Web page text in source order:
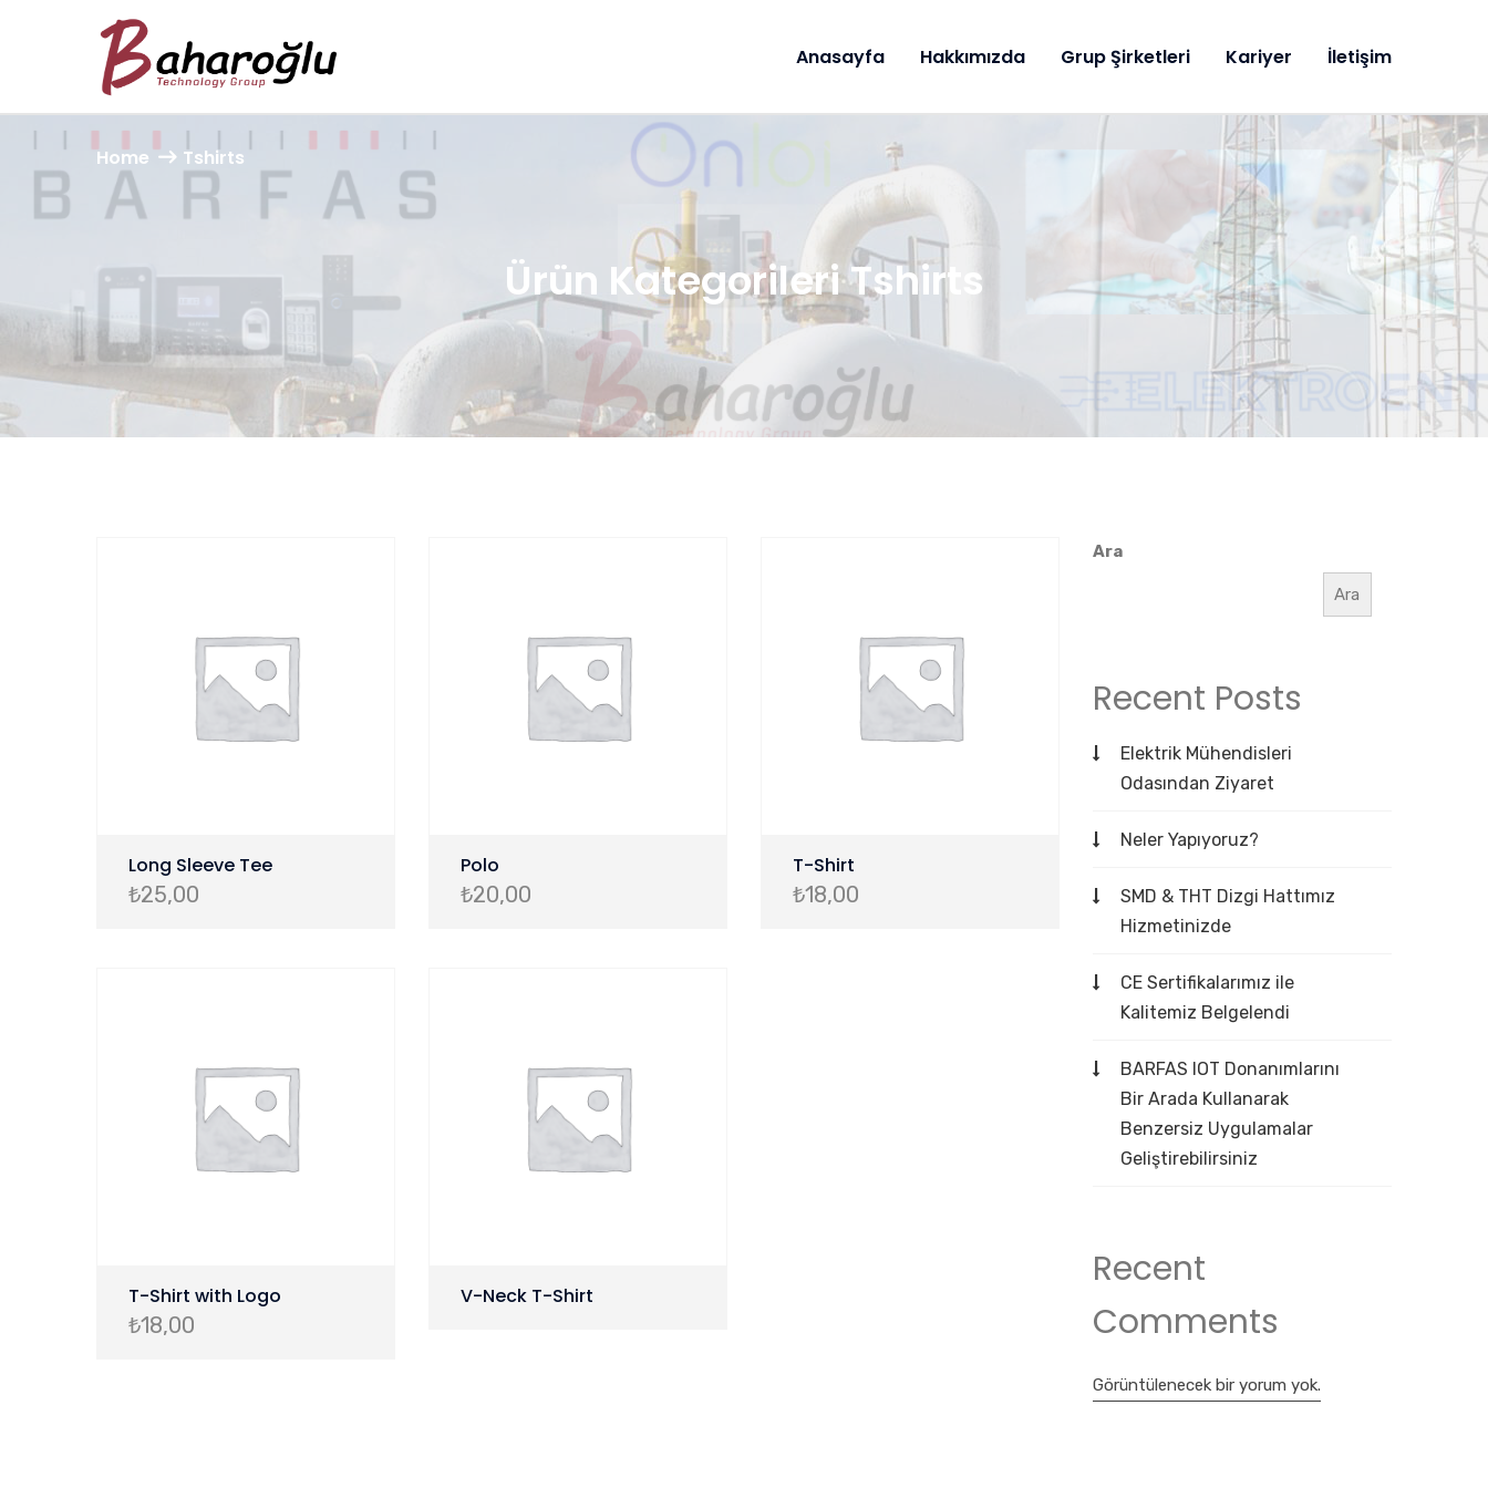
Anasayfa Hakkımızda Grup Şirketleri Kariyer İletişim
Home Tshirts
Ürün Kategorileri Tshirts
Long Sleeve Tee
₺25,00
Polo
₺20,00
T-Shirt
₺18,00
T-Shirt with Logo
₺18,00
V-Neck T-Shirt
Ara
Ara
Recent Posts
Elektrik Mühendisleri
Odasından Ziyaret
Neler Yapıyoruz?
SMD & THT Dizgi Hattımız
Hizmetinizde
CE Sertifikalarımız ile
Kalitemiz Belgelendi
BARFAS IOT Donanımlarını
Bir Arada Kullanarak
Benzersiz Uygulamalar
Geliştirebilirsiniz
Recent
Comments
Görüntülenecek bir yorum yok.